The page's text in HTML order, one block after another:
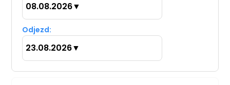
08.08.2026▼
Odjezd:
23.08.2026▼